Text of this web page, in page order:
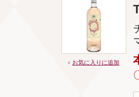
お気に入りに追加